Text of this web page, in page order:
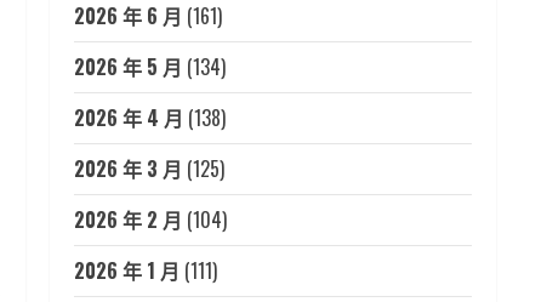
2026 年 6 月 (161)
2026 年 5 月 (134)
2026 年 4 月 (138)
2026 年 3 月 (125)
2026 年 2 月 (104)
2026 年 1 月 (111)